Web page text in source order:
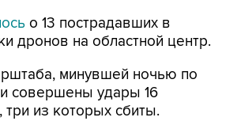
о 13 пострадавших в
дронов на областной центр.
минувшей ночью по
совершены удары 16
три из которых сбиты.